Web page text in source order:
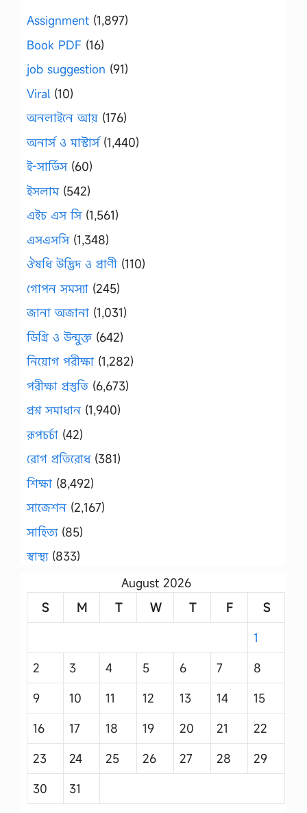
Assignment (1,897)
Book PDF (16)
job suggestion (91)
Viral (10)
অনলাইনে আয় (176)
অনার্স ও মাস্টার্স(1,440)
ই-সার্ভিস(60)
ইসলাম(542)
এইচ এস সি(1,561)
এসএসসি(1,348)
ঔষধি উদ্ভিদ ও প্রাণী (110)
গোপন সমস্যা (245)
জানা অজানা (1,031)
ডিগ্রি ও উন্মুক্ত (642)
নিয়োগ পরীক্ষা (1,282)
পরীক্ষা প্রস্তুতি (6,673)
প্রশ্ন সমাধান (1,940)
রূপচর্চা (42)
রোগ প্রতিরোধ(381)
শিক্ষা (8,492)
সাজেশন (2,167)
সাহিত্য(85)
স্বাস্থ্য(833)
August 2026
S
M T W T F
S
1
2
3 4 5 6 7
8
9
10 11 12 13 14
15
16
17 18 19 20 21
22
23
24 25 26 27 28
29
30
31